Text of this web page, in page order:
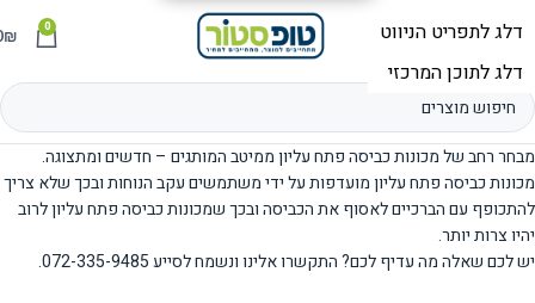
תפריט 0
₪
מבחר רחב של מכונות כביסה פתח עליון ממיטב המותגים – חדשים ומתצוגה.
מכונות כביסה פתח עליון מועדפות על ידי משתמשים עקב הנוחות ובכך שלא צריך
להתכופף עם הברכיים לאסוף את הכביסה ובכך שמכונות כביסה פתח עליון לרוב
יהיו צרות יותר.
יש לכם שאלה מה עדיף לכם? התקשרו אלינו ונשמח לסייע 072-335-9485.